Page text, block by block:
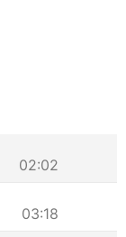
02:02
03:18